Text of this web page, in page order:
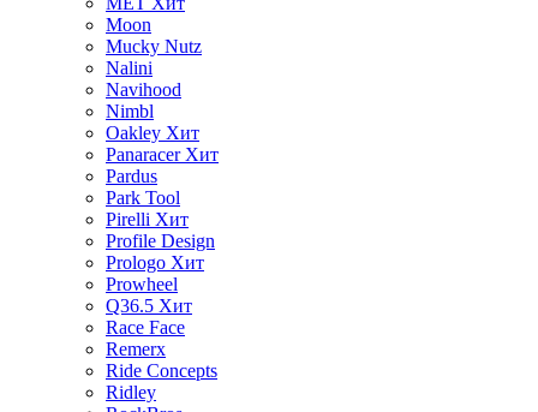
Moon
Mucky Nutz
Nalini
Navihood
Nimbl
Oakley Хит
Panaracer Хит
Pardus
Park Tool
Pirelli Хит
Profile Design
Prologo Хит
Prowheel
Q36.5 Хит
Race Face
Remerx
Ride Concepts
Ridley